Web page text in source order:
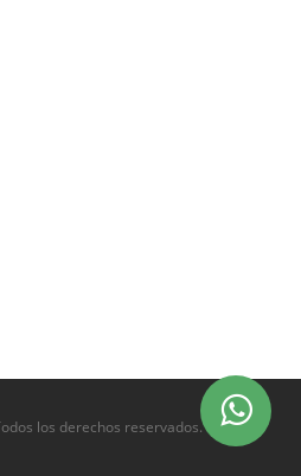
los derechos reservados.